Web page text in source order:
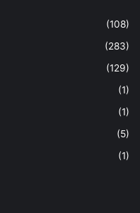
(108)
(283)
(129)
(1)
(1)
(5)
(1)